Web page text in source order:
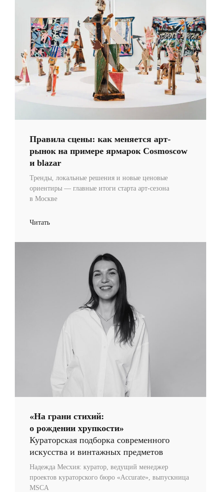
Правила сцены: как меняется арт-
рынок на примере ярмарок Cosmoscow
и blazar
Тренды, локальные решения и новые ценовые
ориентиры — главные итоги старта арт-сезона
в Москве
Читать
«На грани стихий:
о рождении хрупкости»
Кураторская подборка современного
искусства и винтажных предметов
Надежда Месхия: куратор, ведущий менеджер
проектов кураторского бюро «Accurate», выпускница
MSCA